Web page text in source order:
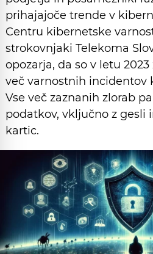
prihajajoče trende v
Centru kibernetske
strokovnjaki Telekoma
opozarja, da so v letu 2023
več varnostnih incidentov
Vse več zaznanih zlorab
podatkov, vključno z gesli
kartic.